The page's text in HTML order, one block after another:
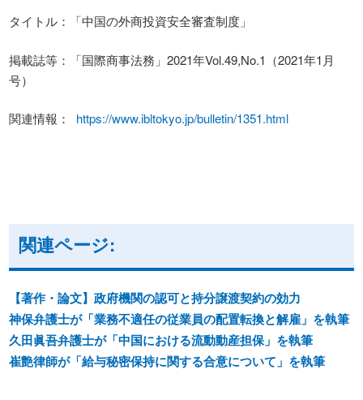
タイトル：「中国の外商投資安全審査制度」
掲載誌等：「国際商事法務」2021年Vol.49,No.1（2021年1月
号）
関連情報： https://www.ibltokyo.jp/bulletin/1351.html
関連ページ:
【著作・論文】政府機関の認可と持分譲渡契約の効力
神保弁護士が「業務不適任の従業員の配置転換と解雇」を執筆
久田眞吾弁護士が「中国における流動動産担保」を執筆
崔艶律師が「給与秘密保持に関する合意について」を執筆